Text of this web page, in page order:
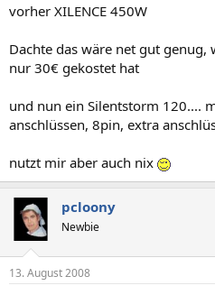
vorher XILENCE 450W
Dachte das wäre net gut genug,
nur 30€ gekostet hat
und nun ein Silentstorm 120....
anschlüssen, 8pin, extra
nutzt mir aber auch nix
pcloony
Newbie
13. August 2008